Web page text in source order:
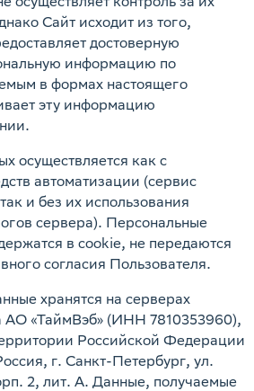
Сайт исходит из того,
достоверную
информацию по
в формах настоящего
эту информацию
осуществляется как с
автоматизации (сервис
и без их использования
сервера). Персональные
в cookie, не передаются
согласия Пользователя.
хранятся на серверах
АО «ТаймВэб» (ИНН 7810353960),
Российской Федерации
г. Санкт-Петербург, ул.
2, лит. А. Данные, получаемые